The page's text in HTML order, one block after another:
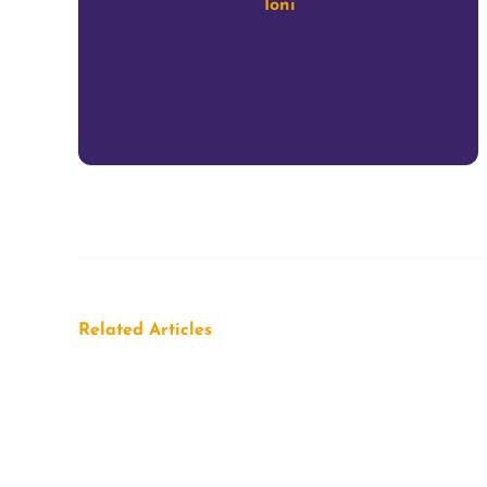
Toni
Related Articles